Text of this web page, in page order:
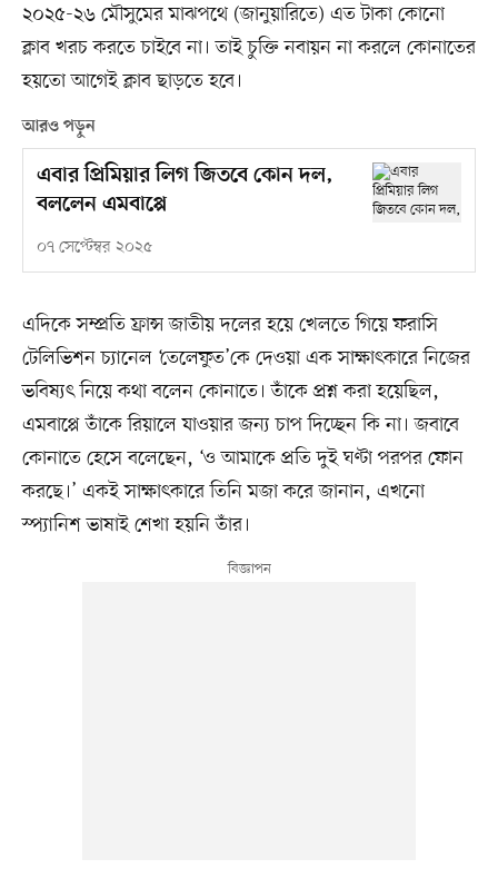
২০২৫-২৬ মৌসুমের মাঝপথে (জানুয়ারিতে) এত টাকা কোনো
ক্লাব খরচ করতে চাইবে না। তাই চুক্তি নবায়ন না করলে কোনাতের
হয়তো আগেই ক্লাব ছাড়তে হবে।
আরও পড়ুন
এবার প্রিমিয়ার লিগ জিতবে কোন দল,
বললেন এমবাপ্পে
০৭ সেপ্টেম্বর ২০২৫
এদিকে সম্প্রতি ফ্রান্স জাতীয় দলের হয়ে খেলতে গিয়ে ফরাসি
টেলিভিশন চ্যানেল ‘তেলেফুত’কে দেওয়া এক সাক্ষাৎকারে নিজের
ভবিষ্যৎ নিয়ে কথা বলেন কোনাতে। তাঁকে প্রশ্ন করা হয়েছিল,
এমবাপ্পে তাঁকে রিয়ালে যাওয়ার জন্য চাপ দিচ্ছেন কি না। জবাবে
কোনাতে হেসে বলেছেন, ‘ও আমাকে প্রতি দুই ঘণ্টা পরপর ফোন
করছে।’ একই সাক্ষাৎকারে তিনি মজা করে জানান, এখনো
স্প্যানিশ ভাষাই শেখা হয়নি তাঁর।